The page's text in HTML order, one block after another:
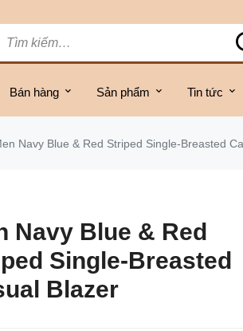
Bán hàng Sản phẩm Tin tức
Navy Blue & Red Striped Single-Breasted
Navy Blue & Red
Single-Breasted
Blazer